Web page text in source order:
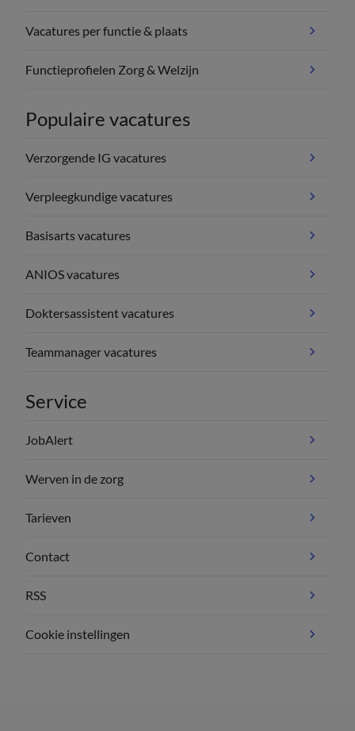
Vacatures per functie & plaats
Functieprofielen Zorg & Welzijn
Populaire vacatures
Verzorgende IG vacatures
Verpleegkundige vacatures
Basisarts vacatures
ANIOS vacatures
Doktersassistent vacatures
Teammanager vacatures
Service
JobAlert
Werven in de zorg
Tarieven
Contact
RSS
Cookie instellingen